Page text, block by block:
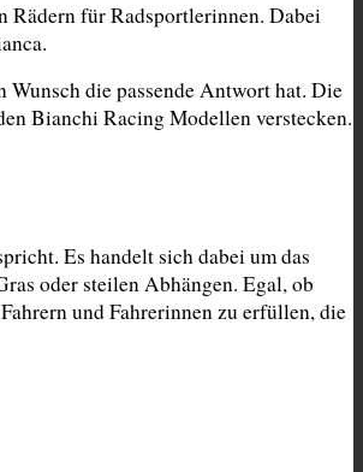
Rädern für Radsportlerinnen. Dabei
Wunsch die passende Antwort hat. Die
Bianchi Racing Modellen verstecken.
Es handelt sich dabei um das
oder steilen Abhängen. Egal, ob
und Fahrerinnen zu erfüllen, die